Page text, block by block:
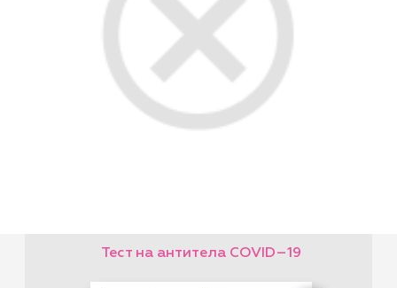
Тест на антитела COVID–19